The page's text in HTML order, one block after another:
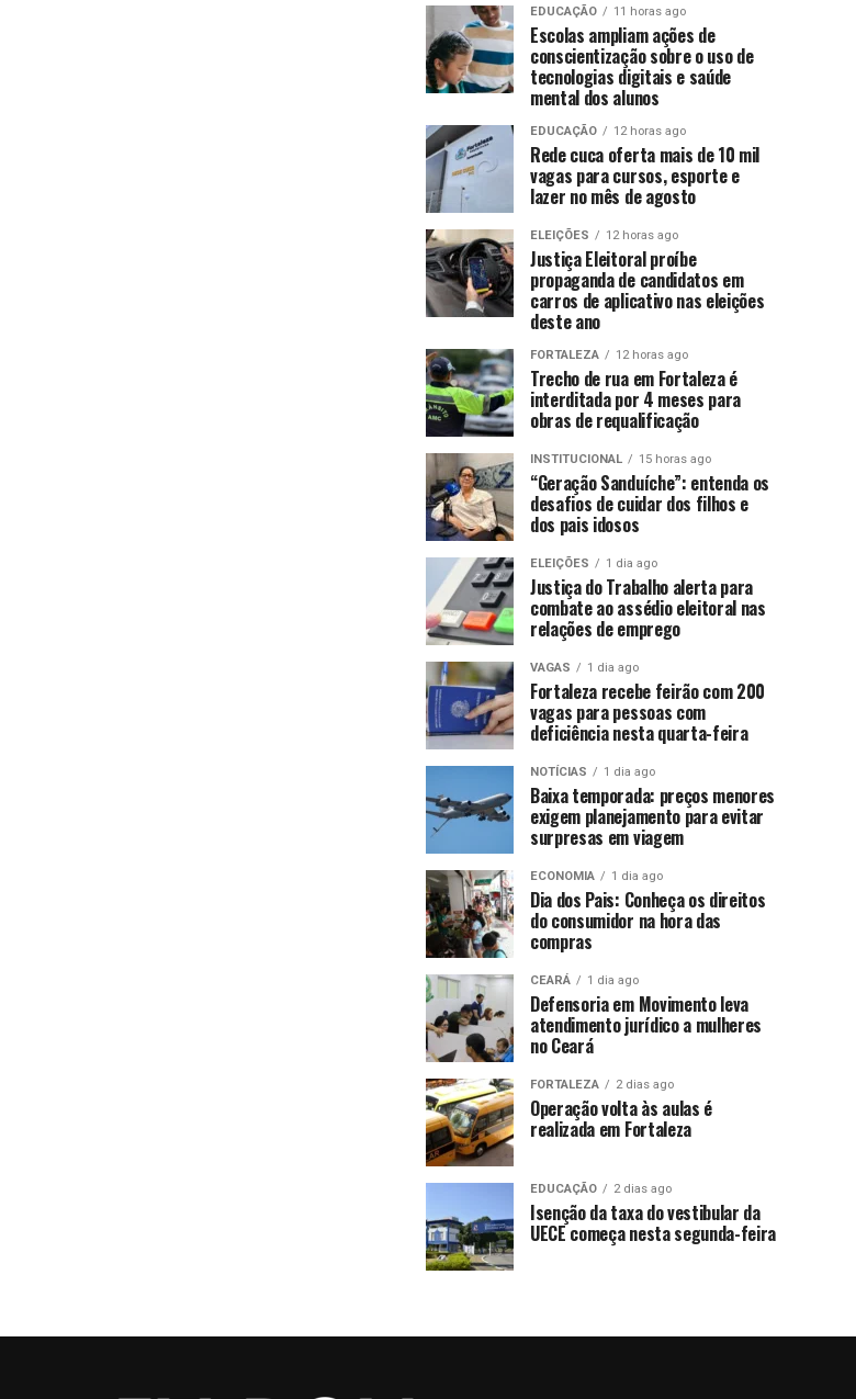
EDUCAÇÃO 11 horas ago
Escolas ampliam ações de
conscientização sobre o uso de
tecnologias digitais e saúde
mental dos alunos
EDUCAÇÃO 12 horas ago
Rede cuca oferta mais de 10 mil
vagas para cursos, esporte e
lazer no mês de agosto
ELEIÇÕES 12 horas ago
Justiça Eleitoral proíbe
propaganda de candidatos em
carros de aplicativo nas eleições
deste ano
FORTALEZA 12 horas ago
Trecho de rua em Fortaleza é
interditada por 4 meses para
obras de requalificação
INSTITUCIONAL 15 horas ago
“Geração Sanduíche”: entenda os
desafios de cuidar dos filhos e
dos pais idosos
ELEIÇÕES 1 dia ago
Justiça do Trabalho alerta para
combate ao assédio eleitoral nas
relações de emprego
VAGAS 1 dia ago
Fortaleza recebe feirão com 200
vagas para pessoas com
deficiência nesta quarta-feira
NOTÍCIAS 1 dia ago
Baixa temporada: preços menores
exigem planejamento para evitar
surpresas em viagem
ECONOMIA 1 dia ago
Dia dos Pais: Conheça os direitos
do consumidor na hora das
compras
CEARÁ 1 dia ago
Defensoria em Movimento leva
atendimento jurídico a mulheres
no Ceará
FORTALEZA 2 dias ago
Operação volta às aulas é
realizada em Fortaleza
EDUCAÇÃO 2 dias ago
Isenção da taxa do vestibular da
UECE começa nesta segunda-feira